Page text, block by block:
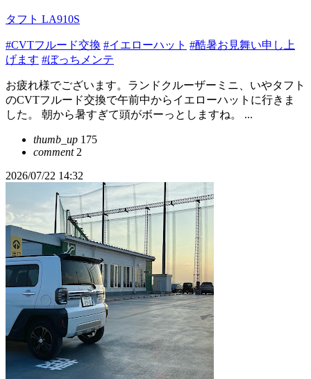
タフト LA910S
#CVTフルード交換 #イエローハット #酷暑お見舞い申し上
げます #ぼっちメンテ
お疲れ様でございます。ランドクルーザーミニ、いやタフト
のCVTフルード交換で午前中からイエローハットに行きま
した。 朝から暑すぎて頭がボーっとしますね。 ...
thumb_up 175
comment2
2026/07/22 14:32